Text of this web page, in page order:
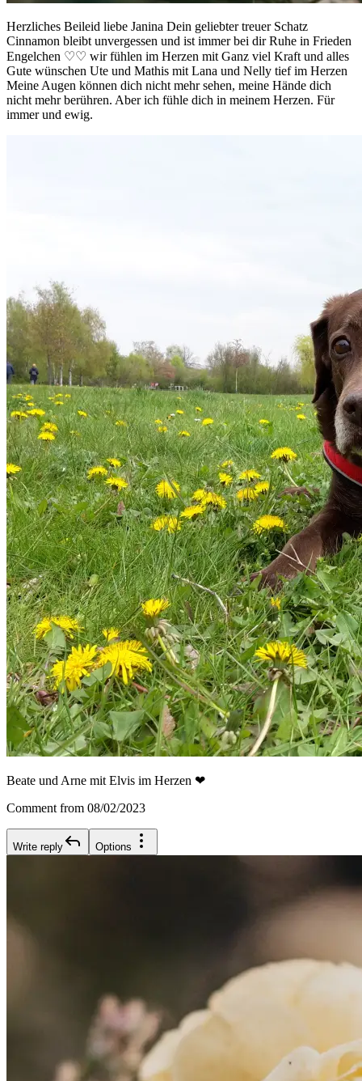
Herzliches Beileid liebe Janina Dein geliebter treuer Schatz
Cinnamon bleibt unvergessen und ist immer bei dir Ruhe in Frieden
Engelchen ♡♡ wir fühlen im Herzen mit Ganz viel Kraft und alles
Gute wünschen Ute und Mathis mit Lana und Nelly tief im Herzen
Meine Augen können dich nicht mehr sehen, meine Hände dich
nicht mehr berühren. Aber ich fühle dich in meinem Herzen. Für
immer und ewig.
Beate und Arne mit Elvis im Herzen ❤
Comment from 08/02/2023
Write reply Options